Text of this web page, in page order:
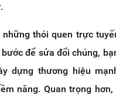
những thói quen trực
để sửa đổi chúng,
dựng thương hiệu
năng. Quan trọng